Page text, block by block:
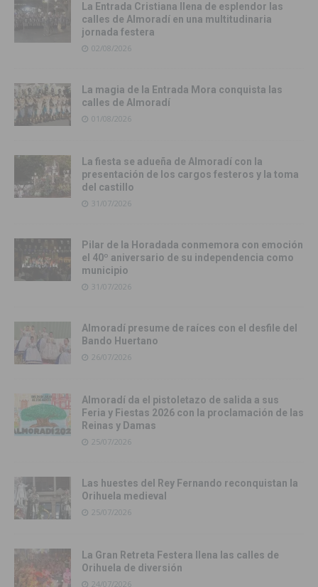
La Entrada Cristiana llena de esplendor las
calles de Almoradí en una multitudinaria
jornada festera
02/08/2026
La magia de la Entrada Mora conquista las
calles de Almoradí
01/08/2026
La fiesta se adueña de Almoradí con la
presentación de los cargos festeros y la toma
del castillo
31/07/2026
Pilar de la Horadada conmemora con emoción
el 40º aniversario de su independencia como
municipio
31/07/2026
Almoradí presume de raíces con el desfile del
Bando Huertano
26/07/2026
Almoradí da el pistoletazo de salida a sus
Feria y Fiestas 2026 con la proclamación de las
Reinas y Damas
25/07/2026
Las huestes del Rey Fernando reconquistan la
Orihuela medieval
25/07/2026
La Gran Retreta Festera llena las calles de
Orihuela de diversión
24/07/2026